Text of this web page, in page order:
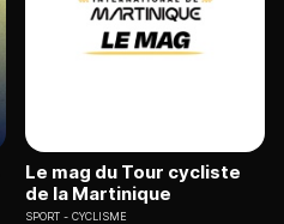
Le mag du Tour cycliste
de la Martinique
SPORT CYCLISME